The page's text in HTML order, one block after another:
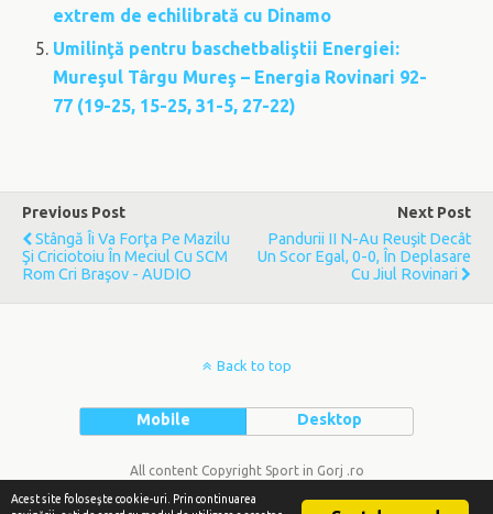
extrem de echilibrată cu Dinamo
Umilinţă pentru baschetbaliştii Energiei:
Mureşul Târgu Mureş – Energia Rovinari 92-
77 (19-25, 15-25, 31-5, 27-22)
Previous Post
Stângă Îi Va Forţa Pe Mazilu
Şi Criciotoiu În Meciul Cu SCM
Rom Cri Braşov - AUDIO
Next Post
Pandurii II N-Au Reuşit Decât
Un Scor Egal, 0-0, În Deplasare
Cu Jiul Rovinari
Back to top
Mobile Desktop
All content Copyright Sport in Gorj .ro
Acest site foloseşte cookie-uri. Prin continuarea